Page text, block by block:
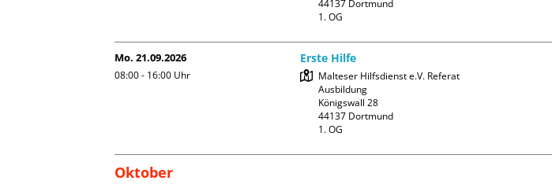
44137 Dortmund
1. OG
Mo. 21.09.2026
08:00 - 16:00 Uhr
Erste Hilfe
Malteser Hilfsdienst e.V. Referat
Ausbildung
Königswall 28
44137 Dortmund
1. OG
Oktober